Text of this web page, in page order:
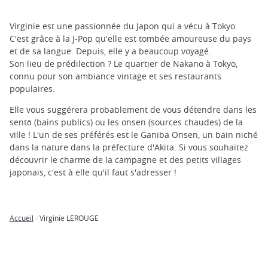
Virginie est une passionnée du Japon qui a vécu à Tokyo.
C'est grâce à la J-Pop qu'elle est tombée amoureuse du pays
et de sa langue. Depuis, elle y a beaucoup voyagé.
Son lieu de prédilection ? Le quartier de Nakano à Tokyo,
connu pour son ambiance vintage et ses restaurants
populaires.
Elle vous suggérera probablement de vous détendre dans les
sentō (bains publics) ou les onsen (sources chaudes) de la
ville ! L'un de ses préférés est le Ganiba Onsen, un bain niché
dans la nature dans la préfecture d'Akita. Si vous souhaitez
découvrir le charme de la campagne et des petits villages
japonais, c'est à elle qu'il faut s'adresser !
Add
mask
focusable
element
for
loop
focus
trap
after
an
iframe
Accueil Virginie LEROUGE